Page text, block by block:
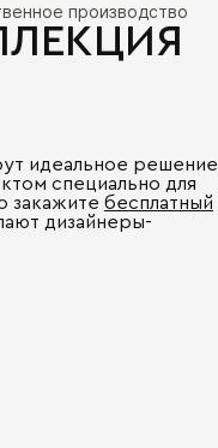
производство
идеальное решение
специально для
закажите бесплатный
дизайнеры-